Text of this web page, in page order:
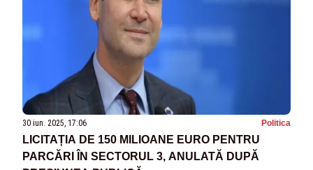
30 iun. 2025, 17:06 Politica
LICITAȚIA DE 150 MILIOANE EURO PENTRU
PARCĂRI ÎN SECTORUL 3, ANULATĂ DUPĂ